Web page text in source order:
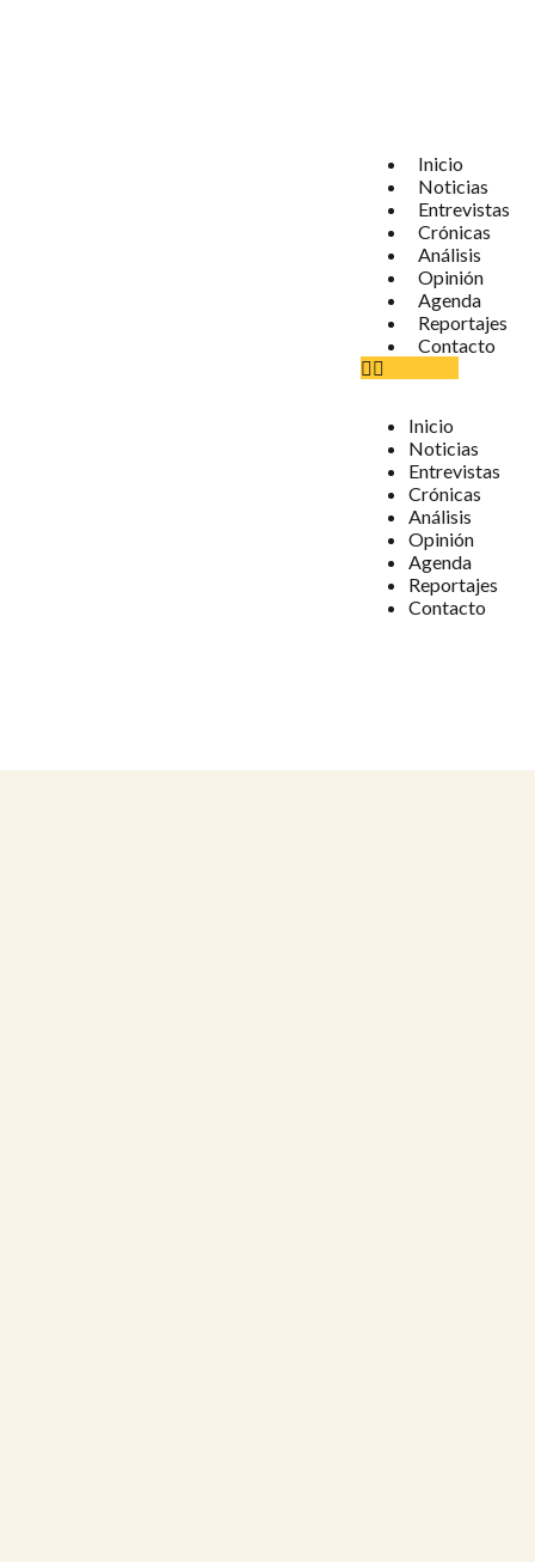
Inicio
Noticias
Entrevistas
Crónicas
Análisis
Opinión
Agenda
Reportajes
Contacto
Inicio
Noticias
Entrevistas
Crónicas
Análisis
Opinión
Agenda
Reportajes
Contacto